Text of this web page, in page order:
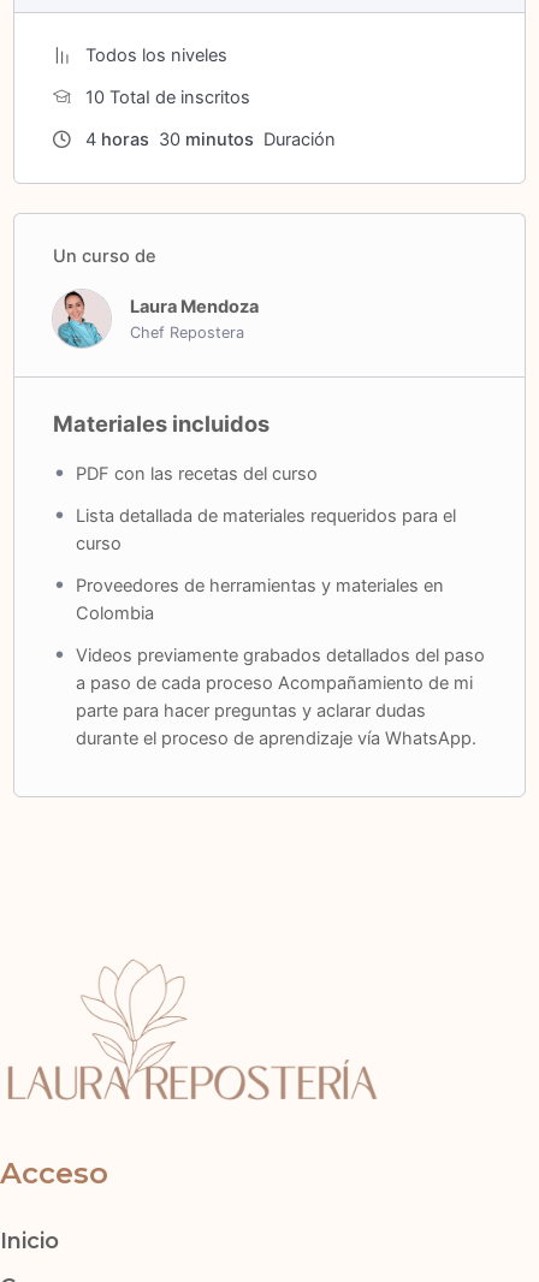
cada proceso Acompañamiento de mi parte para hacer
vía WhatsApp.
Estructura del curso:
Acceso: Ilimitado
Duración: aproximadamente 4:30 horas repartidas
14 videos
Todos los niveles
10 TotaI de inscritos
4horas 30minutos Duración
Un curso de
Laura Mendoza
Chef Repostera
Materiales incluidos
PDF con las recetas del curso
Lista detallada de materiales requeridos para el
curso
Proveedores de herramientas y materiales en
Colombia
Videos previamente grabados detallados del paso
a paso de cada proceso Acompañamiento de mi
parte para hacer preguntas y aclarar dudas
durante el proceso de aprendizaje vía WhatsApp.
Acceso
Inicio